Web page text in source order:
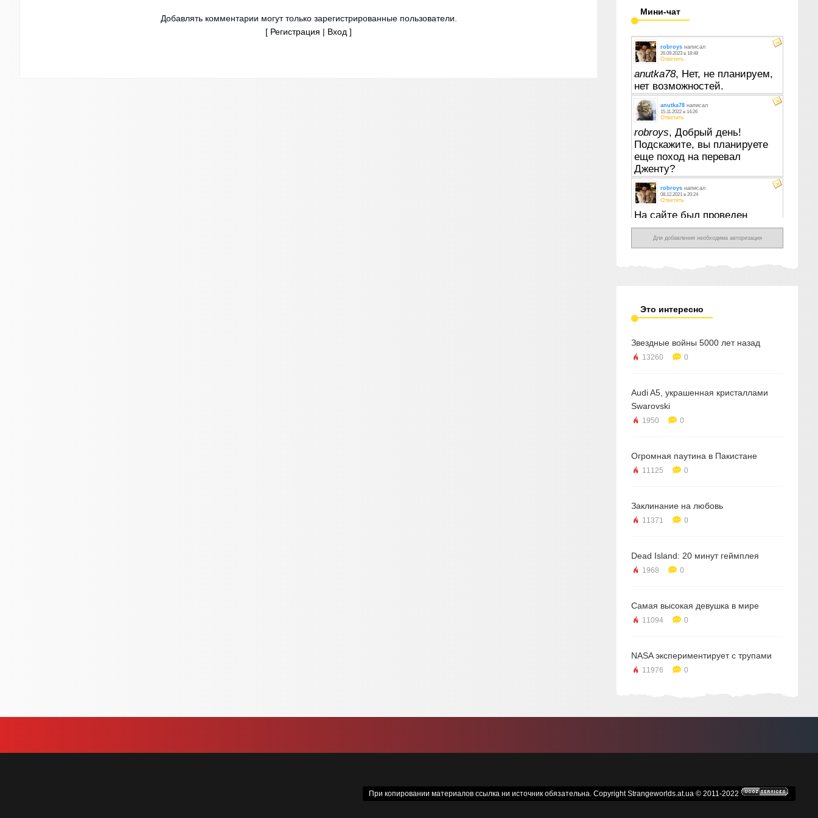
Добавлять комментарии могут только зарегистрированные пользователи.
[ Регистрация | Вход ]
Мини-чат
Для добавления необходима авторизация
Это интересно
Звездные войны 5000 лет назад
13260 0
Audi A5, украшенная кристаллами
Swarovski
1950 0
Огромная паутина в Пакистане
11125 0
Заклинание на любовь
11371 0
Dead Island: 20 минут геймплея
1968 0
Самая высокая девушка в мире
11094 0
NASA экспериментирует с трупами
11976 0
При копировании материалов ссылка ни источник обязательна. Copyright Strangeworlds.at.ua © 2011-2022